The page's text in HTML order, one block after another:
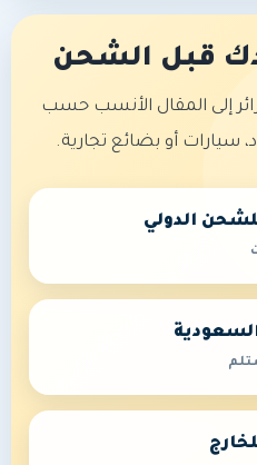
قبل الشحن
إلى المقال الأنسب حسب
أو بضائع تجارية.
الدولي